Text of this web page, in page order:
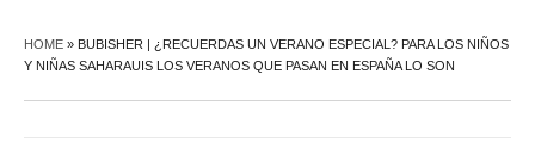
HOME » BUBISHER | ¿RECUERDAS UN VERANO ESPECIAL? PARA LOS NIÑOS
Y NIÑAS SAHARAUIS LOS VERANOS QUE PASAN EN ESPAÑA LO SON